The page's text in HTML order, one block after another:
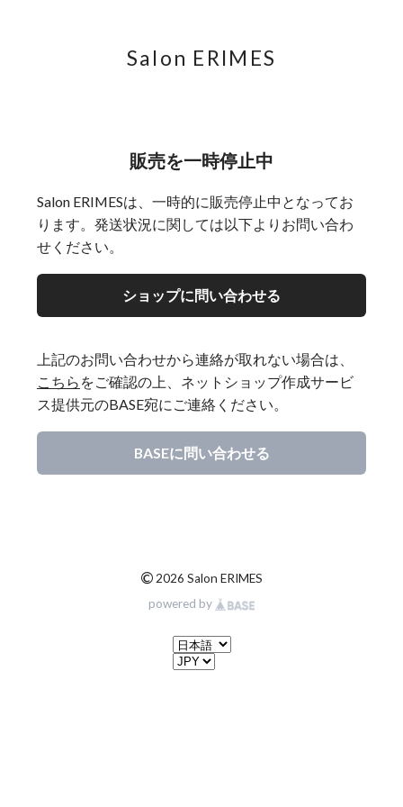
Salon ERIMES
販売を一時停止中
Salon ERIMESは、一時的に販売停止中となってお
ります。発送状況に関しては以下よりお問い合わ
せください。
ショップに問い合わせる
上記のお問い合わせから連絡が取れない場合は、
こちら をご確認の上、ネットショップ作成サービ
ス提供元のBASE宛にご連絡ください。
BASEに問い合わせる
© 2026 Salon ERIMES
powered by